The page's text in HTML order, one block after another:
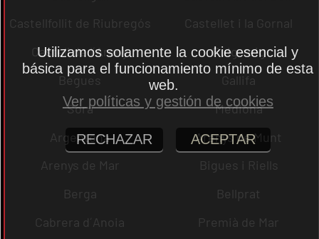
Castellfollit de Riubregós
Castellet i la Gornal
Castell de l´Areny
Puig-reig
Begues
Gallifa
Sora
Mediona
Argentona
Arenys de Munt
Arenys de Mar
Bigues i Riells
Berga
Bellprat
Cabrera d´Anoia
Premià de Mar
Utilizamos solamente la cookie esencial y
básica para el funcionamiento mínimo de esta
web.
Ver políticas y gestión de cookies
RECHAZAR ACEPTAR